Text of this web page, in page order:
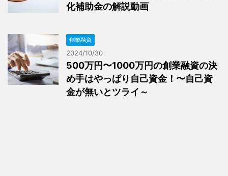
化補助金の解説動画
創業融資
2024/10/30
500万円〜1000万円の創業融資の決
め手はやっぱり自己資金！〜自己資
金が無いとツライ～